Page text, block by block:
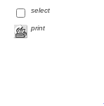
select
print